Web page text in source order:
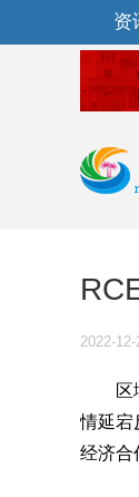
资
2022-
区域
情延宕
经济合